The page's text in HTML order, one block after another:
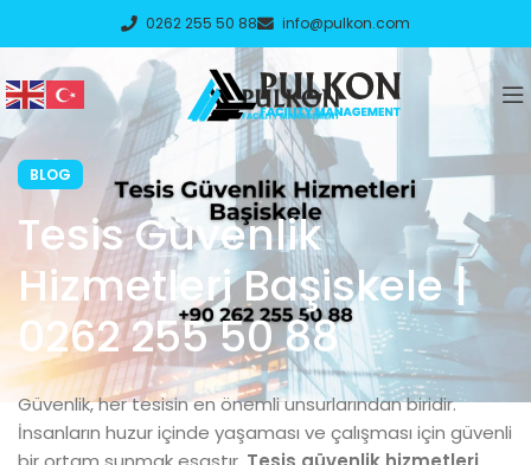
0262 255 50 88 info@pulkon.com
BLOG
Tesis Güvenlik
Hizmetleri Başiskele |
0262 255 50 88
Güvenlik, her tesisin en önemli unsurlarından biridir.
İnsanların huzur içinde yaşaması ve çalışması için güvenli